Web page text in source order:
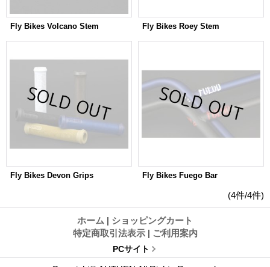
Fly Bikes Volcano Stem Fly Bikes Roey Stem
Fly Bikes Devon Grips Fly Bikes Fuego Bar
(4件/4件)
ホーム | ショッピングカート
特定商取引法表示 | ご利用案内
PCサイト